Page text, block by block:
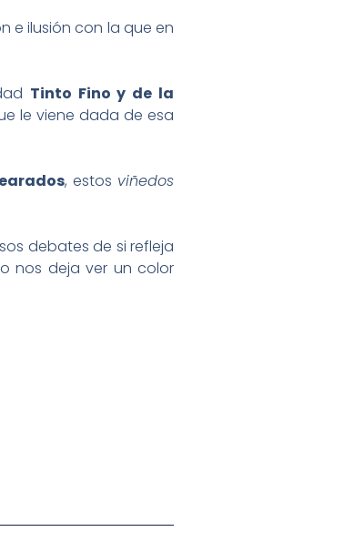
e ilusión con la que en
Tinto Fino y de la
le viene dada de esa
, estos viñedos
debates de si refleja
nos deja ver un color